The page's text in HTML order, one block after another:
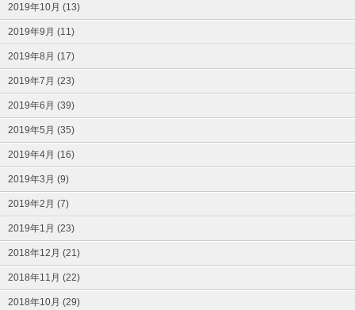
2019年10月 (13)
2019年9月 (11)
2019年8月 (17)
2019年7月 (23)
2019年6月 (39)
2019年5月 (35)
2019年4月 (16)
2019年3月 (9)
2019年2月 (7)
2019年1月 (23)
2018年12月 (21)
2018年11月 (22)
2018年10月 (29)